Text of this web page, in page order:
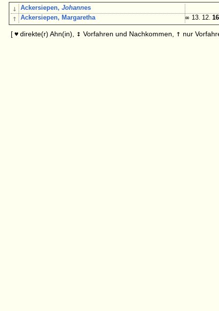
↓ Ackersiepen,Johannes
↑ Ackersiepen, Margaretha ∞ 13. 12.
[ ♥ direkte(r) Ahn(in), ↕ Vorfahren und Nachkommen, ↑ nur